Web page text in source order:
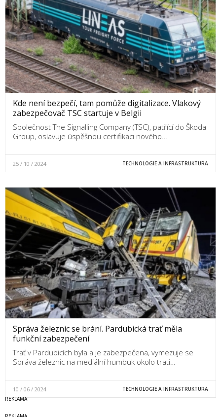
Kde není bezpečí, tam pomůže digitalizace. Vlakový
zabezpečovač TSC startuje v Belgii
Společnost The Signalling Company (TSC), patřící do Škoda
Group, oslavuje úspěšnou certifikaci nového…
25 / 10 / 2024 TECHNOLOGIE A INFRASTRUKTURA
Správa železnic se brání. Pardubická trať měla
funkční zabezpečení
Trať v Pardubicích byla a je zabezpečena, vymezuje se
Správa železnic na mediální humbuk okolo trati…
10 / 06 / 2024 TECHNOLOGIE A INFRASTRUKTURA